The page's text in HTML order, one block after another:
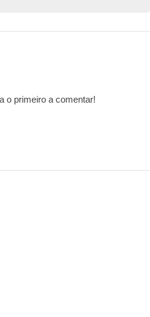
o primeiro a comentar!